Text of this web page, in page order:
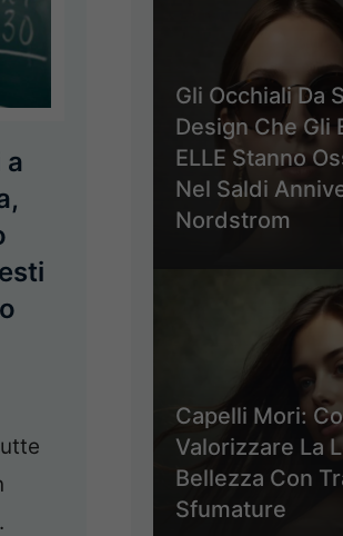
a
Gli Occhiali Da
Design Che Gli
ELLE Stanno
Nel Saldi
Nordstrom
Capelli Mori:
Valorizzare La
Bellezza Con
Sfumature